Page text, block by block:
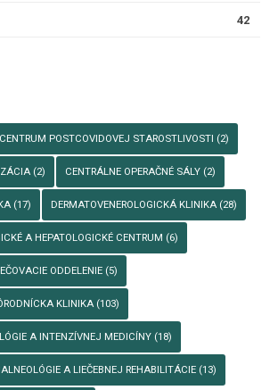
42
CENTRUM POSTCOVIDOVEJ STAROSTLIVOSTI (2)
(2) CENTRÁLNE OPERAČNÉ SÁLY (2)
(17) DERMATOVENEROLOGICKÁ KLINIKA (28)
A HEPATOLOGICKÉ CENTRUM (6)
ODDELENIE (5)
KLINIKA (103)
A INTENZÍVNEJ MEDICÍNY (18)
A LIEČEBNEJ REHABILITÁCIE (13)